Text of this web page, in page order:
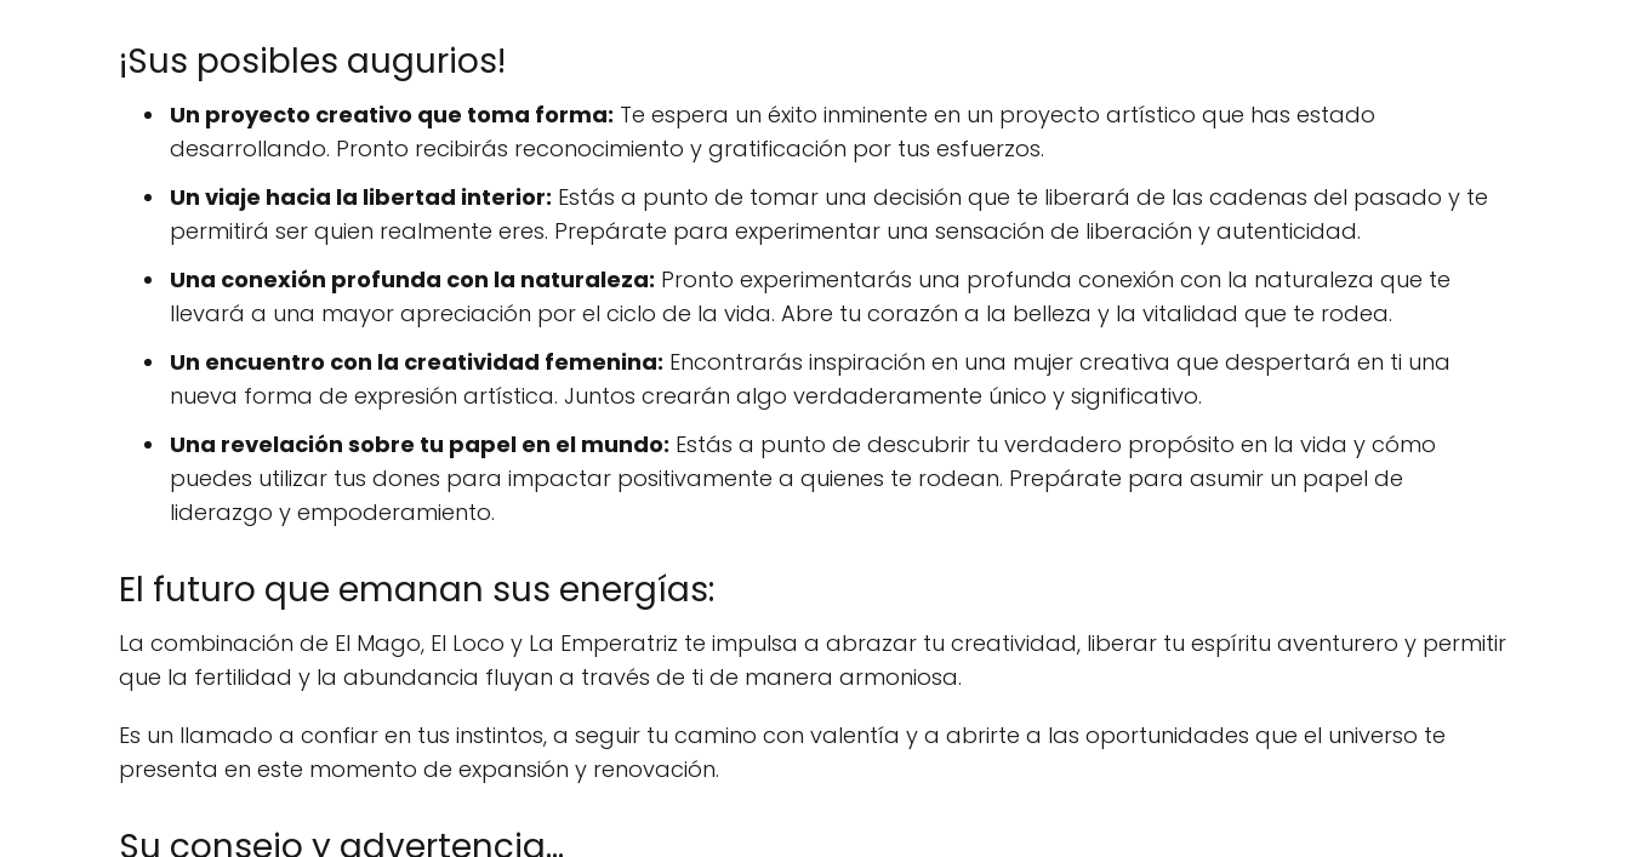
¡Sus posibles augurios!
Un proyecto creativo que toma forma: Te espera un éxito inminente en un proyecto artístico que has estado
desarrollando. Pronto recibirás reconocimiento y gratificación por tus esfuerzos.
Un viaje hacia la libertad interior: Estás a punto de tomar una decisión que te liberará de las cadenas del pasado y te
permitirá ser quien realmente eres. Prepárate para experimentar una sensación de liberación y autenticidad.
Una conexión profunda con la naturaleza: Pronto experimentarás una profunda conexión con la naturaleza que te
llevará a una mayor apreciación por el ciclo de la vida. Abre tu corazón a la belleza y la vitalidad que te rodea.
Un encuentro con la creatividad femenina: Encontrarás inspiración en una mujer creativa que despertará en ti una
nueva forma de expresión artística. Juntos crearán algo verdaderamente único y significativo.
Una revelación sobre tu papel en el mundo: Estás a punto de descubrir tu verdadero propósito en la vida y cómo
puedes utilizar tus dones para impactar positivamente a quienes te rodean. Prepárate para asumir un papel de
liderazgo y empoderamiento.
El futuro que emanan sus energías:
La combinación de El Mago, El Loco y La Emperatriz te impulsa a abrazar tu creatividad, liberar tu espíritu aventurero y permitir
que la fertilidad y la abundancia fluyan a través de ti de manera armoniosa.
Es un llamado a confiar en tus instintos, a seguir tu camino con valentía y a abrirte a las oportunidades que el universo te
presenta en este momento de expansión y renovación.
Su consejo y advertencia...